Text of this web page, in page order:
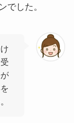
でした。